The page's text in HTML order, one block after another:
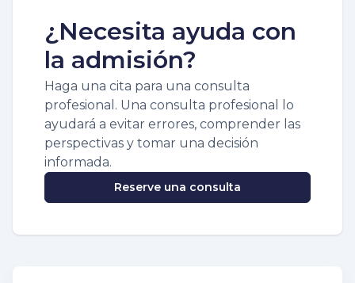
¿Necesita ayuda con
la admisión?
Haga una cita para una consulta
profesional. Una consulta profesional lo
ayudará a evitar errores, comprender las
perspectivas y tomar una decisión
informada.
Reserve una consulta